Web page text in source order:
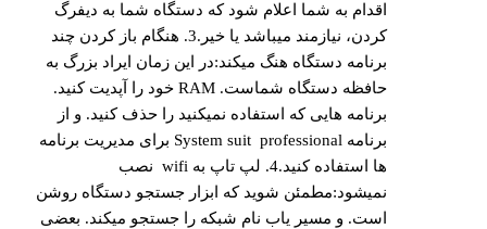
اقدام به شما اعلام شود که دستگاه شما به دیفرگ
کردن، نیازمند میباشد یا خیر.3. هنگام باز کردن چند
برنامه دستگاه هنگ میکند:در این زمان ایراد بزرگ به
حافظه دستگاه شماست. RAM خود را آپدیت کنید.
برنامه هایی که استفاده نمیکنید را حذف کنید. و از
برنامه System suit professional برای مدیریت برنامه
ها استفاده کنید.4. لپ تاپ به wifi نصب
نمیشود:مطمئن شوید که ابزار جستجو دستگاه روشن
است. و مسیر یاب نام شبکه را جستجو میکند. بعضی